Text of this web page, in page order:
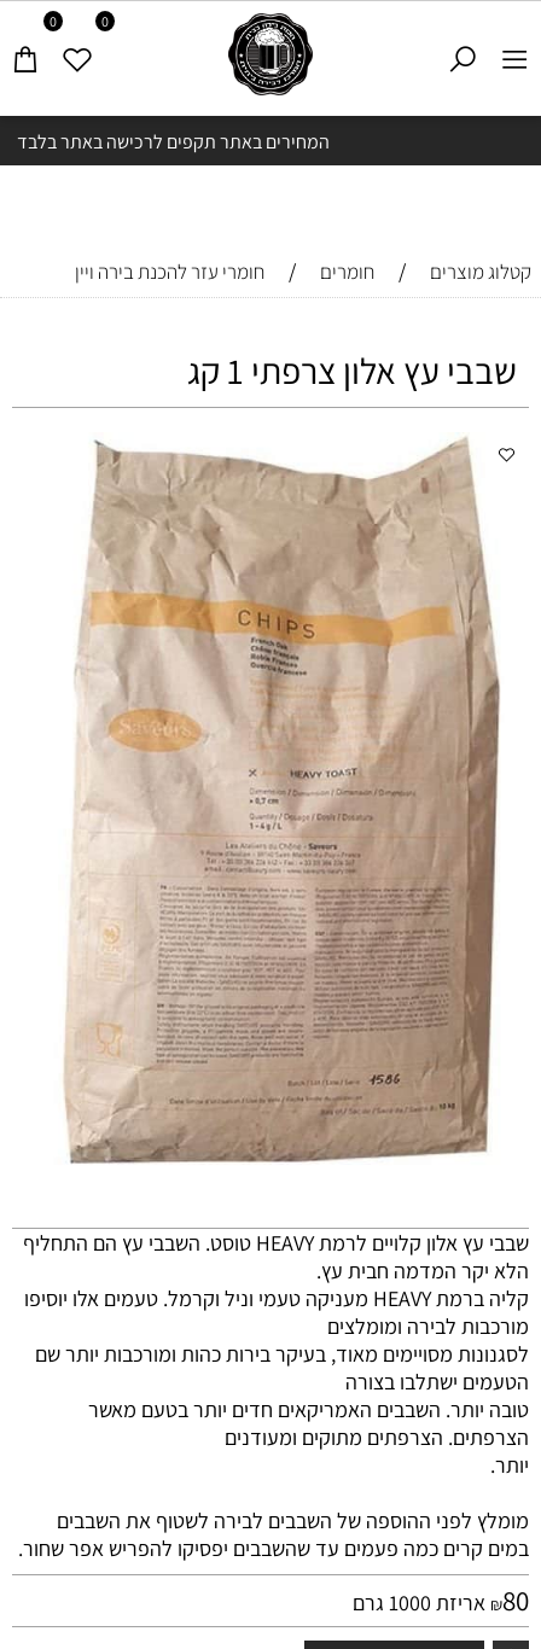
המחירים באתר תקפים לרכישה באתר בלבד
0 0
קטלוג מוצרים / חומרים / חומרי עזר להכנת בירה ויין
שבבי עץ אלון צרפתי 1 קג
שבבי עץ אלון קלויים לרמת HEAVY טוסט. השבבי עץ הם התחליף
הלא יקר המדמה חבית עץ.
קליה ברמת HEAVY מעניקה טעמי וניל וקרמל. טעמים אלו יוסיפו
מורכבות לבירה ומומלצים
לסגנונות מסויימים מאוד, בעיקר בירות כהות ומורכבות יותר שם
הטעמים ישתלבו בצורה
טובה יותר. השבבים האמריקאים חדים יותר בטעם מאשר
הצרפתים. הצרפתים מתוקים ומעודנים
יותר.
מומלץ לפני ההוספה של השבבים לבירה לשטוף את השבבים
במים קרים כמה פעמים עד שהשבבים יפסיקו להפריש אפר שחור.
₪80 אריזת 1000 גרם